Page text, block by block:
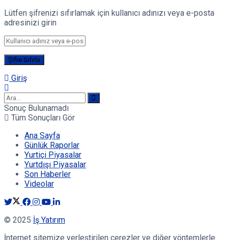
Lütfen şifrenizi sıfırlamak için kullanıcı adınızı veya e-posta
adresinizi girin
Giriş
Sonuç Bulunamadı
Tüm Sonuçları Gör
Ana Sayfa
Günlük Raporlar
Yurtiçi Piyasalar
Yurtdışı Piyasalar
Son Haberler
Videolar
© 2025 İş Yatırım
İnternet sitemize yerleştirilen çerezler ve diğer yöntemlerle